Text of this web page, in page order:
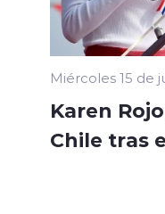
Miércoles 15 de
Karen
Chile tras